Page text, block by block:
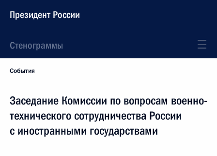
Президент России
Стенограммы
События
Заседание Комиссии по вопросам военно-
технического сотрудничества России
с иностранными государствами